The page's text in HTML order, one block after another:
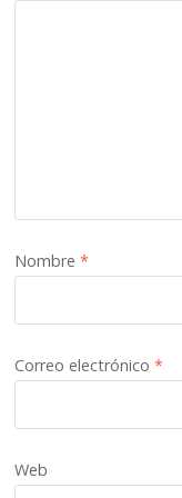
Nombre*
Correo electrónico*
Web